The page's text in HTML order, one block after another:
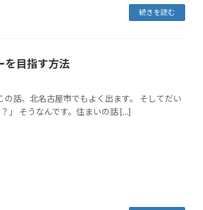
続きを読む
を目指す方法
話、北名古屋市でもよく出ます。 そしてだい
」 そうなんです。住まいの話 […]